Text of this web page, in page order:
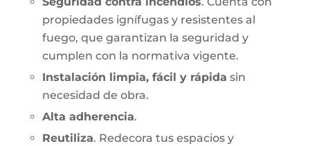
propiedades ignífugas y resistentes al
fuego, que garantizan la seguridad y
cumplen con la normativa vigente.
Instalación limpia, fácil y rápida sin
necesidad de obra.
Alta adherencia.
Reutiliza. Redecora tus espacios y